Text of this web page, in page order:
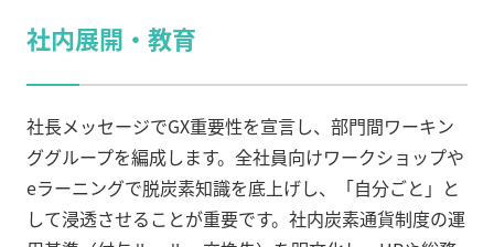
社内展開・教育
社長メッセージでGX重要性を宣言し、部門間ワーキン
ググループを編成します。全社員向けワークショップや
eラーニングで脱炭素知識を底上げし、「自分ごと」と
して浸透させることが重要です。社内炭素通貨制度の運